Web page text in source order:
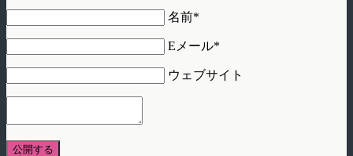
名前*
Eメール*
ウェブサイト
公開する